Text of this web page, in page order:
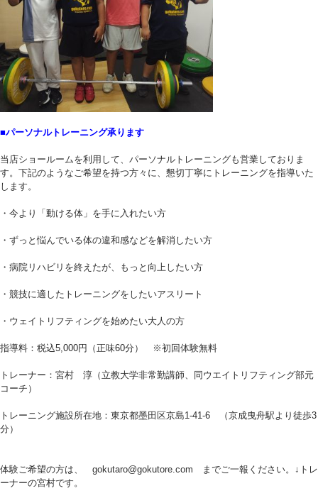
■パーソナルトレーニング承ります
当店ショールームを利用して、パーソナルトレーニングも営業しておりま
す。下記のようなご希望を持つ方々に、懇切丁寧にトレーニングを指導いた
します。
・今より「動ける体」を手に入れたい方
・ずっと悩んでいる体の違和感などを解消したい方
・病院リハビリを終えたが、もっと向上したい方
・競技に適したトレーニングをしたいアスリート
・ウェイトリフティングを始めたい大人の方
指導料：税込5,000円（正味60分） ※初回体験無料
トレーナー：宮村 淳（立教大学非常勤講師、同ウエイトリフティング部元
コーチ）
トレーニング施設所在地：東京都墨田区京島1-41-6 （京成曳舟駅より徒歩3
分）
体験ご希望の方は、 gokutaro@gokutore.com までご一報ください。↓トレ
ーナーの宮村です。